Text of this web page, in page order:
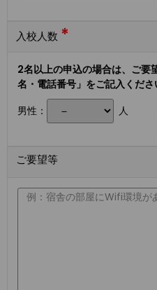
入校人数 *
2名以上の申込の場合は、ご要
名・電話番号」をご記入くださ
男性：
人
ご要望等